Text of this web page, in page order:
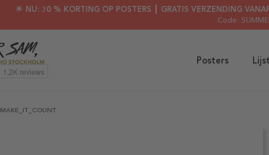
🌟 NU: 30 % KORTING OP POSTERS ┃ GRATIS VERZENDING
Code:
Posters
MAKE_IT_COUNT